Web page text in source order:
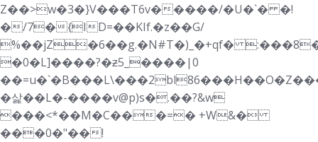
Z��>w�3�}V���T6v�����/�U�`� �!
�/7�{ID=��KIf.�z��G/
%��jZ�6��g.�N#T�)_�+qf�
�0�L]����?�ƶ5_����|0
�삹��L�-����v@p)s�.��?&w
���<*��M�C���=� +W&�
���0�"��!